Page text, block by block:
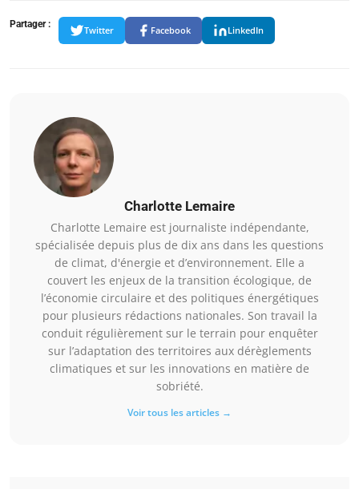
Partager :
Twitter Facebook LinkedIn
Charlotte Lemaire
Charlotte Lemaire est journaliste indépendante,
spécialisée depuis plus de dix ans dans les questions
de climat, d'énergie et d’environnement. Elle a
couvert les enjeux de la transition écologique, de
l’économie circulaire et des politiques énergétiques
pour plusieurs rédactions nationales. Son travail la
conduit régulièrement sur le terrain pour enquêter
sur l’adaptation des territoires aux dérèglements
climatiques et sur les innovations en matière de
sobriété.
Voir tous les articles →